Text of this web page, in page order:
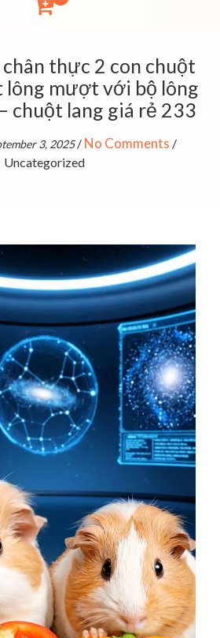
thực 2 con chuột
lông mượt với bộ lông
chuột lang giá rẻ 233
3, 2025/ No Comments /
Uncategorized